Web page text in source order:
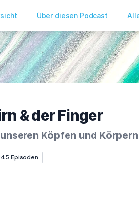
Über diesen Podcast
& der Finger
Köpfen und
Episoden